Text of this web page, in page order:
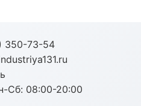
350-73-54
Сб: 08:00-20:00